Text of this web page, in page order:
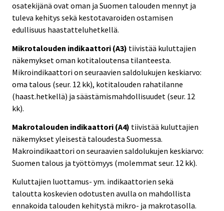
osatekijänä ovat oman ja Suomen talouden mennyt ja
tuleva kehitys sekä kestotavaroiden ostamisen
edullisuus haastatteluhetkellä.
Mikrotalouden indikaattori (A3) tiivistää kuluttajien
näkemykset oman kotitaloutensa tilanteesta.
Mikroindikaattori on seuraavien saldolukujen keskiarvo:
oma talous (seur. 12 kk), kotitalouden rahatilanne
(haast.hetkellä) ja säästämismahdollisuudet (seur. 12
kk).
Makrotalouden indikaattori (A4) tiivistää kuluttajien
näkemykset yleisestä taloudesta Suomessa.
Makroindikaattori on seuraavien saldolukujen keskiarvo:
Suomen talous ja työttömyys (molemmat seur. 12 kk).
Kuluttajien luottamus- ym. indikaattorien sekä
taloutta koskevien odotusten avulla on mahdollista
ennakoida talouden kehitystä mikro- ja makrotasolla.